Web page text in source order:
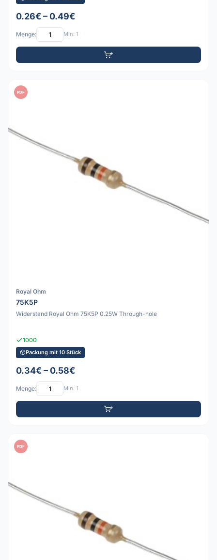
0.26€ – 0.49€
Menge: Min: 1
PDF
Royal Ohm
75K5P
Widerstand Royal Ohm 75K5P 0.25W Through-hole
1000
Packung mit 10 Stück
0.34€ – 0.58€
Menge: Min: 1
PDF